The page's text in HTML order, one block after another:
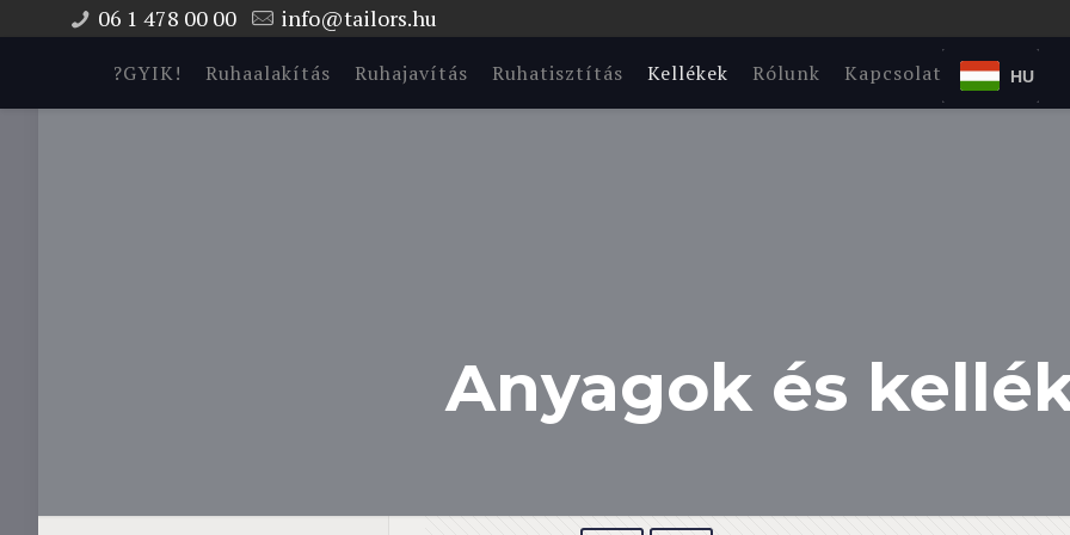
06 1 478 00 00 info@tailors.hu
?GYIK! Ruhaalakítás Ruhajavítás Ruhatisztítás Kellékek Rólunk Kapcsolat HU
Anyagok és